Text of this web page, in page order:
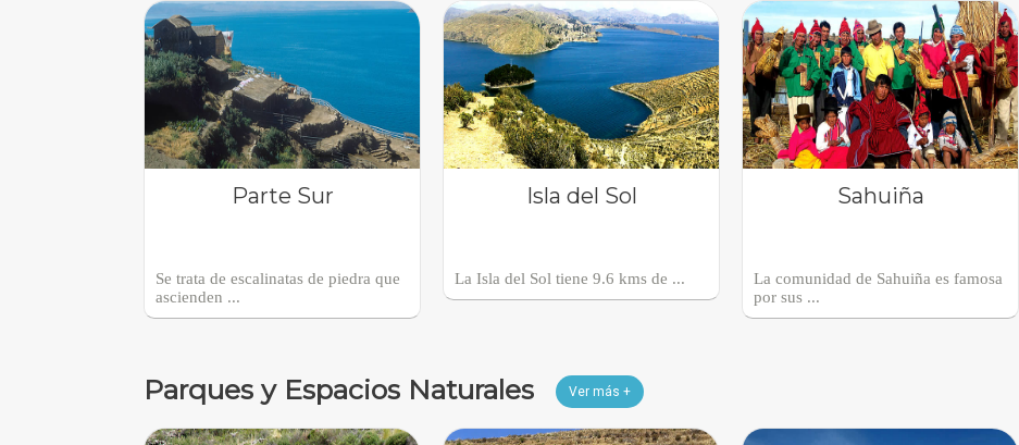
Parte Sur
Se trata de escalinatas de piedra que
ascienden ...
Isla del Sol
La Isla del Sol tiene 9.6 kms de ...
Sahuiña
La comunidad de Sahuiña es famosa
por sus ...
Parques y Espacios Naturales Ver más +